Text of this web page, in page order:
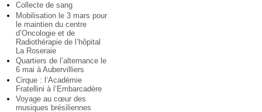
Collecte de sang
Mobilisation le 3 mars pour
le maintien du centre
d’Oncologie et de
Radiothérapie de l’hôpital
La Roseraie
Quartiers de l’alternance le
6 mai à Aubervilliers
Cirque : l’Académie
Fratellini à l’Embarcadère
Voyage au cœur des
musiques brésiliennes